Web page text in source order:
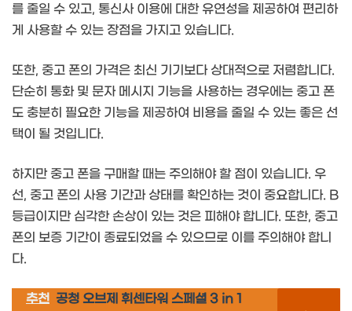
를 줄일 수 있고, 통신사 이용에 대한 유연성을 제공하여 편리하
게 사용할 수 있는 장점을 가지고 있습니다.
또한, 중고 폰의 가격은 최신 기기보다 상대적으로 저렴합니다.
단순히 통화 및 문자 메시지 기능을 사용하는 경우에는 중고 폰
도 충분히 필요한 기능을 제공하여 비용을 줄일 수 있는 좋은 선
택이 될 것입니다.
하지만 중고 폰을 구매할 때는 주의해야 할 점이 있습니다. 우
선, 중고 폰의 사용 기간과 상태를 확인하는 것이 중요합니다. B
등급이지만 심각한 손상이 있는 것은 피해야 합니다. 또한, 중고
폰의 보증 기간이 종료되었을 수 있으므로 이를 주의해야 합니
다.
추천 공청 오브제 휘센타워 스페셜 3 in 1